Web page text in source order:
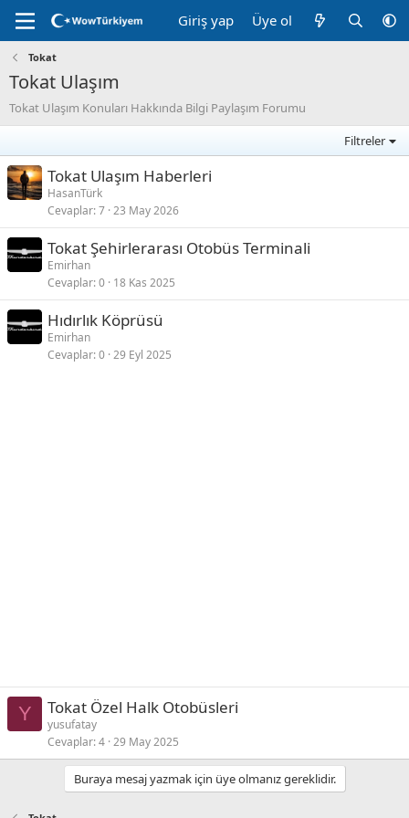
Giriş yap Üye ol
Tokat
Tokat Ulaşım
Tokat Ulaşım Konuları Hakkında Bilgi Paylaşım Forumu
Filtreler
Tokat Ulaşım Haberleri
HasanTürk
Cevaplar 7 23 May 2026
Tokat Şehirlerarası Otobüs Terminali
Emirhan
Cevaplar 0 18 Kas 2025
Hıdırlık Köprüsü
Emirhan
Cevaplar 0 29 Eyl 2025
Y Tokat Özel Halk Otobüsleri
yusufatay
Cevaplar 4 29 May 2025
Buraya mesaj yazmak için üye olmanız gereklidir.